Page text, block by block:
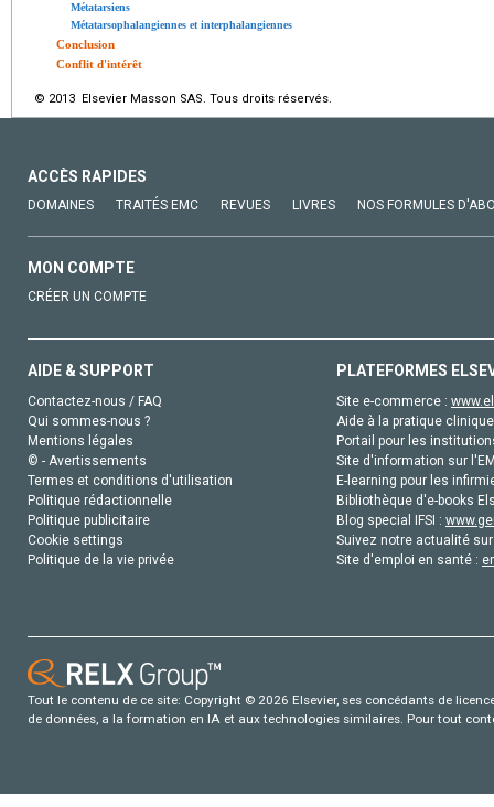
Métatarsiens
Métatarsophalangiennes et interphalangiennes
Conclusion
Conflit d'intérêt
© 2013 Elsevier Masson SAS. Tous droits réservés.
ACCÈS RAPIDES
DOMAINES TRAITÉS EMC REVUES LIVRES NOS FORMULES
MON COMPTE
CRÉER UN COMPTE
AIDE & SUPPORT
Contactez-nous / FAQ
Qui sommes-nous ?
Mentions légales
© - Avertissements
Termes et conditions d'utilisation
Politique rédactionnelle
Politique publicitaire
Cookie settings
Politique de la vie privée
PLATEFORMES
Site e-commerce :
Aide à la pratique
Portail pour les
Site d'information sur
E-learning pour les
Bibliothèque d'e-books
Blog special IFSI :
Suivez notre actualité
Site d'emploi en santé :
Tout le contenu de ce site: Copyright © 2026 Elsevier, ses concédants de
de données, a la formation en IA et aux technologies similaires. Pour tout